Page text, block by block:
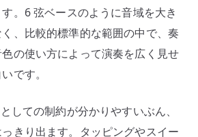
。6 弦ベースのように音域を大き
、比較的標準的な範囲の中で、奏
の使い方によって演奏を広く見せ
です。
しての制約が分かりやすいぶん、
きり出ます。タッピングやスイー